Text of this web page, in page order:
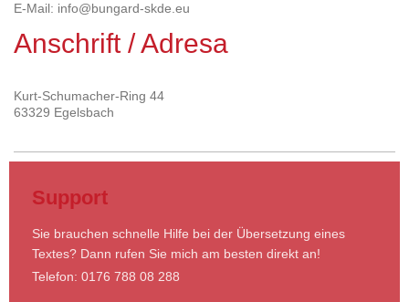
E-Mail: info@bungard-skde.eu
Anschrift / Adresa
Kurt-Schumacher-Ring 44
63329 Egelsbach
Support
Sie brauchen schnelle Hilfe bei der Übersetzung eines
Textes? Dann rufen Sie mich am besten direkt an!
Telefon: 0176 788 08 288